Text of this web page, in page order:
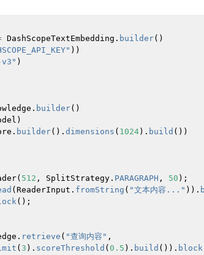
DashScopeTextEmbedding . builder()
))
)
. builder()
)
. builder(). dimensions ( 1024). build ())
( 512 , SplitStrategy . PARAGRAPH , 50 );
( ReaderInput . fromString ( "文本内容..." )).
();
. retrieve ( "查询内容" ,
( 3 ). scoreThreshold (0.5 ). build ()). block